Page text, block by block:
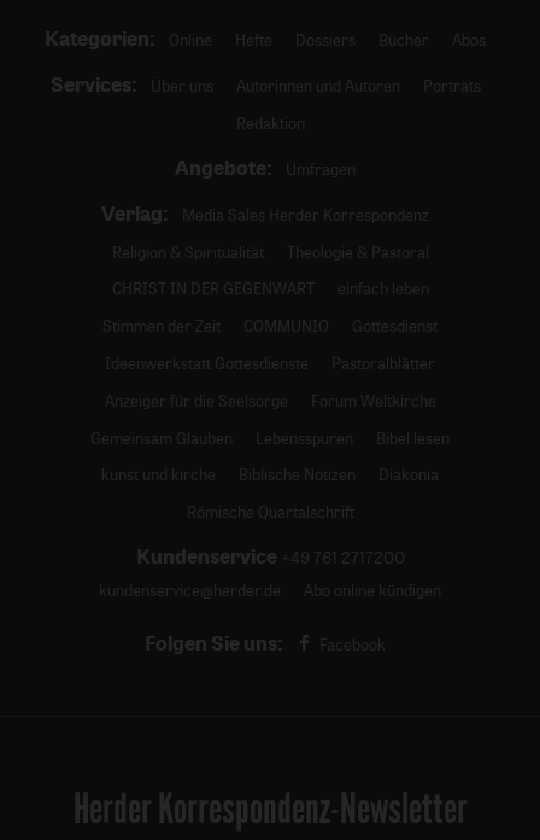
Kategorien: Online Hefte Dossiers Bücher Abos
Services: Über uns Autorinnen und Autoren
Porträts
Redaktion
Angebote: Umfragen
Verlag:
Media Sales Herder Korrespondenz
Religion & Spiritualität
Theologie & Pastoral
CHRIST IN DER GEGENWART
einfach leben
Stimmen der Zeit
COMMUNIO
Gottesdienst
Ideenwerkstatt Gottesdienste
Pastoralblätter
Anzeiger für die Seelsorge
Forum Weltkirche
Gemeinsam Glauben
Lebensspuren
Bibel lesen
kunst und kirche
Biblische Notizen
Diakonia
Römische Quartalschrift
Kundenservice +49 761 2717200
kundenservice@herder.de
Abo online kündigen
Folgen Sie uns: Facebook
Herder Korrespondenz-Newsletter